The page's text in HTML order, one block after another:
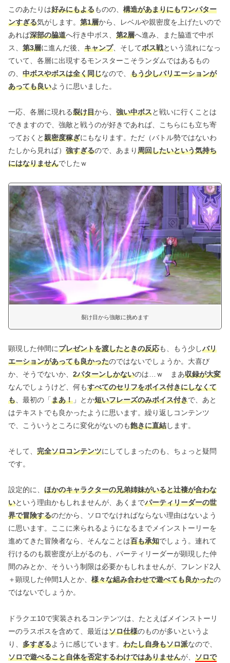
このあたりは好みにもよるものの、 構造があまりにもワンパター
ンすぎる気がします。 第1層から、レベルや親密度を上げたいので
あれば深部の脇道へ行き中ボス、 第2層へ進み、また脇道で中ボ
ス、 第3層に進んだ後、 キャンプ、そしてボス戦という流れになっ
ていて、各層に出現するモンスターこそランダムではあるもの
の、 中ボスやボスは全く同じなので、 もう少しバリエーションが
あっても良いように思いました。
一応、各層に現れる裂け目から、 強い中ボスと戦いに行くことは
できますので、強敵と戦うのが好きであれば、こちらにも立ち寄
っておくと親密度稼ぎにもなります。ただ（バトル勢ではないわ
たしから見れば） 強すぎるので、あまり周回したいという気持ち
にはなりませんでしたｗ
裂け目から強敵に挑めます
顕現した仲間にプレゼントを渡したときの反応も、もう少しバリ
エーションがあっても良かったのではないでしょうか。大喜び
か、そうでないか、 2パターンしかないのは…ｗ まあ収録が大変
なんでしょうけど、何もすべてのセリフをボイス付きにしなくて
も 、最初の「まあ！ 」とか短いフレーズのみボイス付きで、あと
はテキストでも良かったように思います。繰り返しコンテンツ
で、こういうところに変化がないのも飽きに直結します。
そして、 完全ソロコンテンツにしてしまったのも、ちょっと疑問
です。
設定的に、 ほかのキャラクターの兄弟姉妹がいると辻褄が合わな
いという理由かもしれませんが、あくまでパーティリーダーの世
界で冒険するのだから、ソロでなければならない理由はないよう
に思います。ここに来られるようになるまでメインストーリーを
進めてきた冒険者なら、そんなことは百も承知でしょう。連れて
行けるのも親密度が上がるのも、パーティリーダーが顕現した仲
間のみとか、そういう制限は必要かもしれませんが、フレンド2人
＋顕現した仲間1人とか、 様々な組み合わせで遊べても良かったの
ではないでしょうか。
ドラクエ10で実装されるコンテンツは、たとえばメインストーリ
ーのラスボスを含めて、最近はソロ仕様のものが多いというよ
り、 多すぎるように感じています。 わたし自身もソロ派なので、
ソロで遊べること自体を否定するわけではありませんが、 ソロで